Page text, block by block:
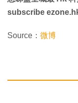
subscribe
Source： 微博